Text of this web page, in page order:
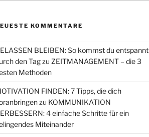
KOMMENTARE
BLEIBEN: So kommst du entspannt
den Tagzu ZEITMANAGEMENT – die 3
Methoden
FINDEN: 7 Tipps, die dich
zu KOMMUNIKATION
4 einfache Schritte für ein
Miteinander